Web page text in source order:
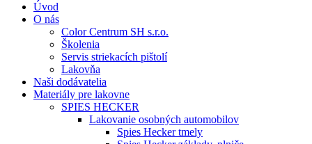
Úvod
O nás
Color Centrum SH s.r.o.
Školenia
Servis striekacích pištolí
Lakovňa
Naši dodávatelia
Materiály pre lakovne
SPIES HECKER
Lakovanie osobných automobilov
Spies Hecker tmely